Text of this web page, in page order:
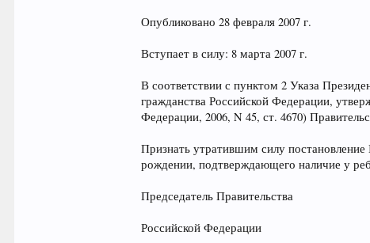
Опубликовано 28 февраля 2007 г.
Вступает в силу: 8 марта 2007 г.
В соответствии с пунктом 2 Указа
гражданства Российской Федерации,
Федерации, 2006, N 45, ст. 4670)
Признать утратившим силу
рождении, подтверждающего наличие у
Председатель Правительства
Российской Федерации